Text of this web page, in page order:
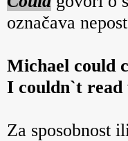
označava
Michael could
I couldn`t read
Za sposobnost